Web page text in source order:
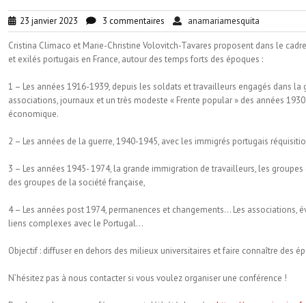
23 janvier 2023 3 commentaires anamariamesquita
Cristina Climaco et Marie-Christine Volovitch-Tavares proposent dans le
et exilés portugais en France, autour des temps forts des époques :
1 – Les années 1916-1939, depuis les soldats et travailleurs engagés dans
associations, journaux et un très modeste « Frente popular » des années
économique.
2 – Les années de la guerre, 1940-1945, avec les immigrés portugais
3 – Les années 1945- 1974, la grande immigration de travailleurs, les
des groupes de la société française,
4 – Les années post 1974, permanences et changements… Les associations,
liens complexes avec le Portugal…
Objectif : diffuser en dehors des milieux universitaires et faire connaître des
N’hésitez pas à nous contacter si vous voulez organiser une conférence !